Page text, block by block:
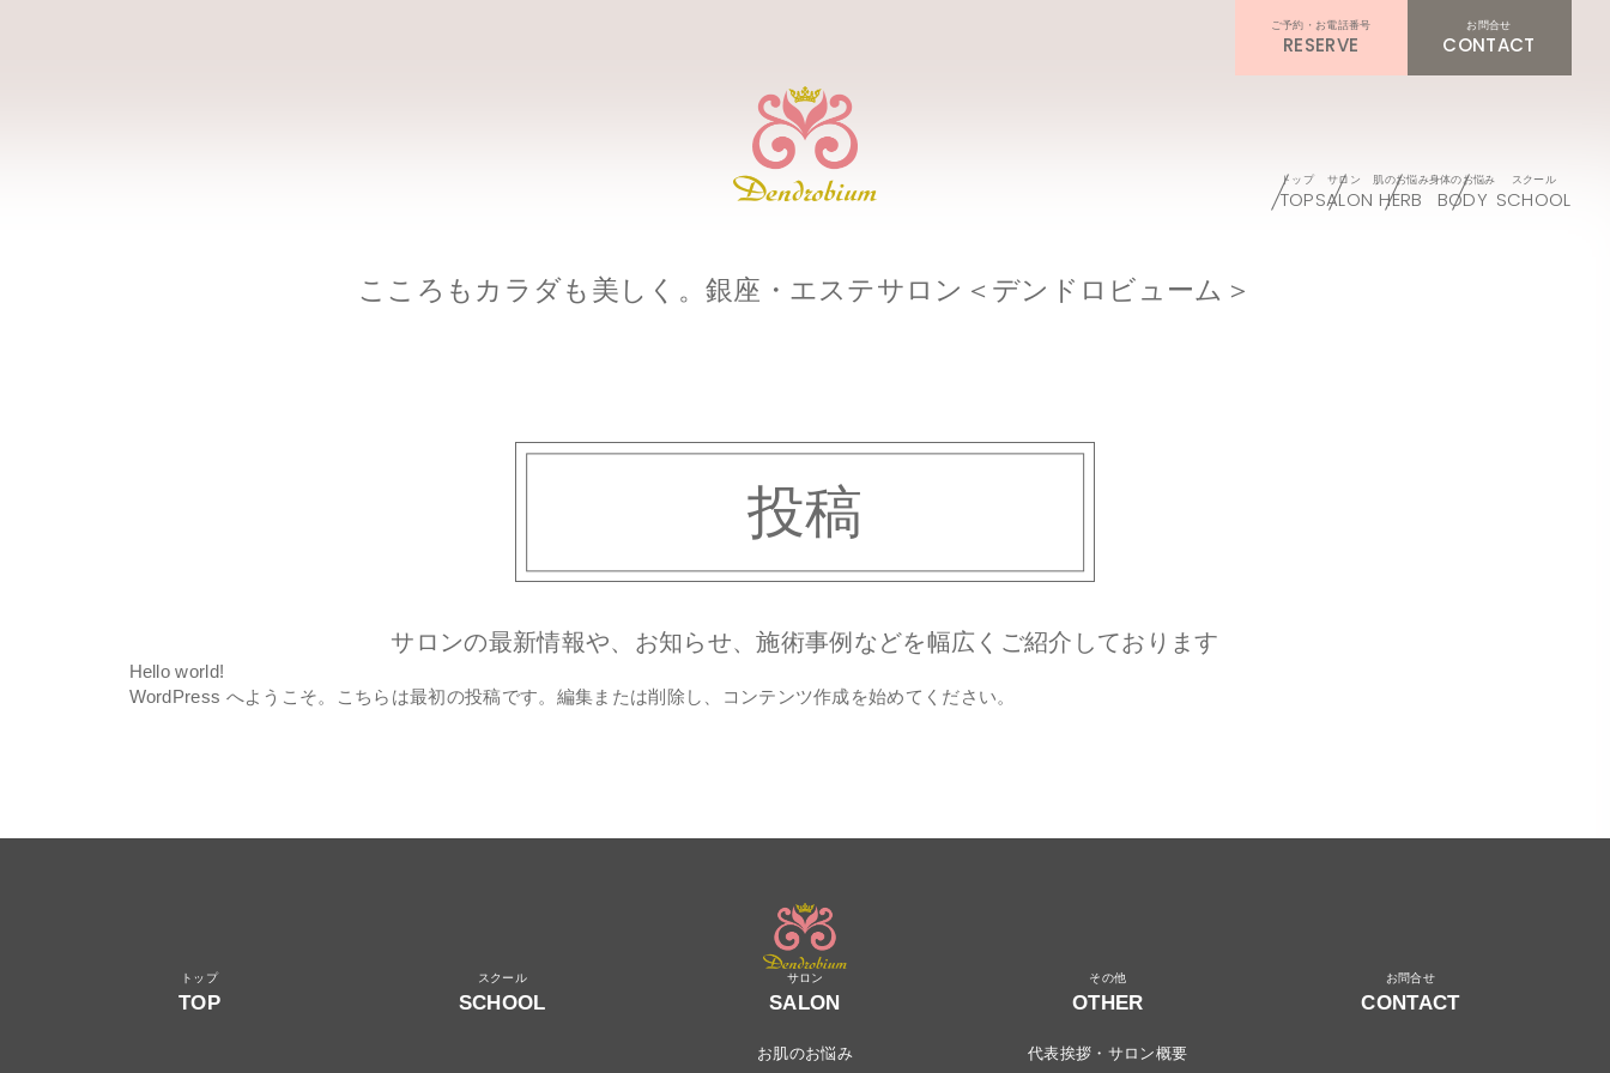
RESERVE CONTACT
TOPSALON HERB BODY SCHOOL
こころもカラダも美しく。銀座・エステサロン＜デンドロビューム＞
投稿
サロンの最新情報や、お知らせ、施術事例などを幅広くご紹介しております
Hello world!
WordPress へようこそ。こちらは最初の投稿です。編集または削除し、コンテンツ作成を始めてください。
TOP SCHOOL SALON
お肌のお悩み
OTHER
代表挨拶・サロン概要
CONTACT